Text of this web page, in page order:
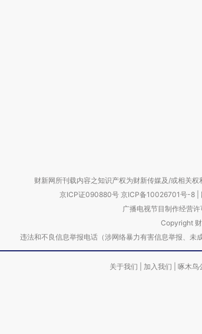
财新网所刊载内容之知识产权为财新传媒及/或相关
京ICP证090880号 京ICP备10026701号-8
广播电视节目制作经营
Copyright
违法和不良信息举报电话（涉网络暴力有害信息举报、
关于我们 加入我们 啄木鸟